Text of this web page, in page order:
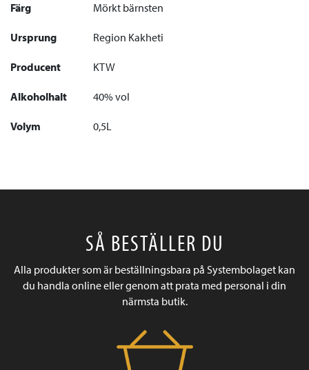
Färg Mörkt bärnsten
Ursprung Region Kakheti
Producent KTW
Alkoholhalt 40% vol
Volym 0,5L
SÅ BESTÄLLER DU
Alla produkter som är beställningsbara på Systembolaget kan
du handla online eller genom att prata med personal i din
närmsta butik.